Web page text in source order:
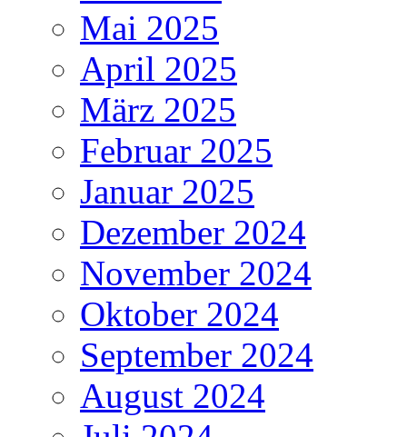
Mai 2025
April 2025
März 2025
Februar 2025
Januar 2025
Dezember 2024
November 2024
Oktober 2024
September 2024
August 2024